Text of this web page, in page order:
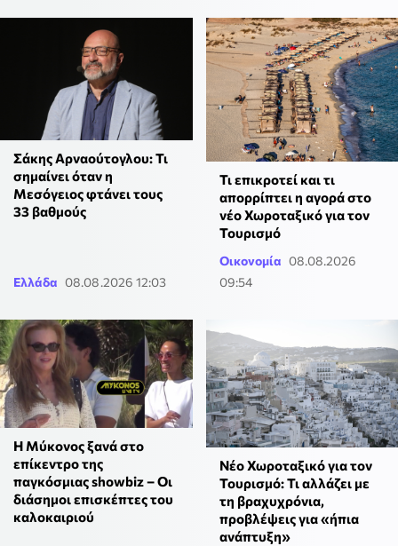
Σάκης Αρναούτογλου: Τι
σημαίνει όταν η
Μεσόγειος φτάνει τους
33 βαθμούς
Ελλάδα 08.08.2026 12:03
Τι επικροτεί και τι
απορρίπτει η αγορά στο
νέο Χωροταξικό για τον
Τουρισμό
Οικονομία 08.08.2026
09:54
Η Μύκονος ξανά στο
επίκεντρο της
παγκόσμιας showbiz – Οι
διάσημοι επισκέπτες του
καλοκαιριού
Νέο Χωροταξικό για τον
Τουρισμό: Τι αλλάζει με
τη βραχυχρόνια,
προβλέψεις για «ήπια
ανάπτυξη»